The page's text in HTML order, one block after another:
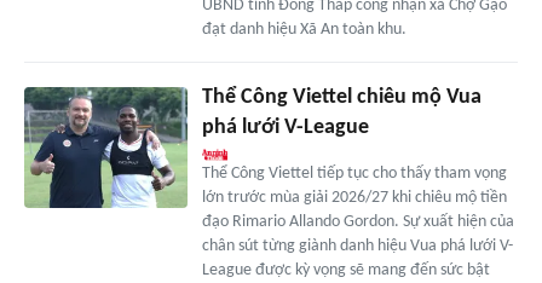
UBND tỉnh Đồng Tháp công nhận xã Chợ Gạo
đạt danh hiệu Xã An toàn khu.
Thể Công Viettel chiêu mộ Vua
phá lưới V-League
Thể Công Viettel tiếp tục cho thấy tham vọng
lớn trước mùa giải 2026/27 khi chiêu mộ tiền
đạo Rimario Allando Gordon. Sự xuất hiện của
chân sút từng giành danh hiệu Vua phá lưới V-
League được kỳ vọng sẽ mang đến sức bật